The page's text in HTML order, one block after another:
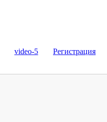
video-5 Регистрация